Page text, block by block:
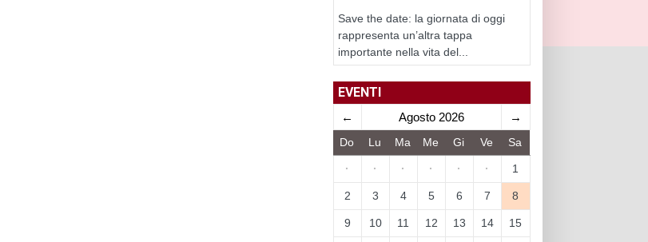
Save the date: la giornata di oggi
rappresenta un’altra tappa
importante nella vita del...
EVENTI
← Agosto 2026 →
Do Lu Ma Me Gi Ve Sa
· · · · · · 1
2 3 4 5 6 7 8
9 10 11 12 13 14 15